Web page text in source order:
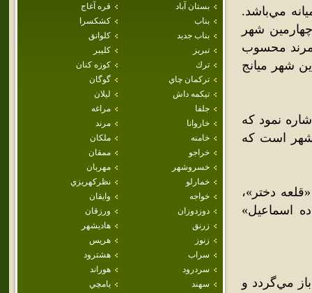
بستان آباد
قره آغاج
بناب
كشكسرا
بناب جديد
كلوانق
تبريز
كليبر
ترك
كوزه كنان
تركمان چاي
گوگان
تيكمه داش
ليلان
جلفا
مراغه
خاروانا
مرند
خامنه
ملكان
خراجو
ممقان
خسروشهر
مهربان
خمارلو
نظركهريزي
خواجه
وايقان
دوزدوزان
ورزقان
زرنق
هاديشهر
زنوز
هريس
سراب
هشترود
سردرود
هوراند
سهند
يامچي
مي‌باشد.
به‌عنوان چهارمين شهر
مرند محسوب
نام قديم اين شهر ميانج
نمود که
شهر است که
دختر»،
اسماعيل»
مي‌گردد و